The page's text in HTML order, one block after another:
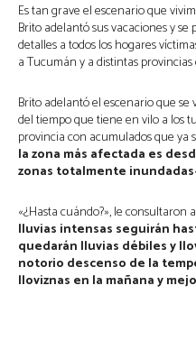
Es tan grave el escenario que
Brito adelantó sus vacaciones y
detalles a todos los hogares
a Tucumán y a distintas
Brito adelantó el escenario que
del tiempo que tiene en vilo a los
provincia con acumulados que ya
la zona más afectada es
zonas totalmente inundadas
«¿Hasta cuándo?», le consultaron
lluvias intensas seguirán
quedarán lluvias débiles y
notorio descenso de la
lloviznas en la mañana y